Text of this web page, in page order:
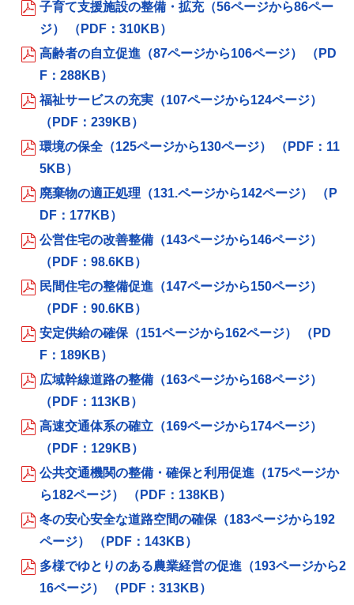
子育て支援施設の整備・拡充（56ページから86ペー
ジ） （PDF：310KB）
高齢者の自立促進（87ページから106ページ） （PD
F：288KB）
福祉サービスの充実（107ページから124ページ）
（PDF：239KB）
環境の保全（125ページから130ページ） （PDF：11
5KB）
廃棄物の適正処理（131.ページから142ページ） （P
DF：177KB）
公営住宅の改善整備（143ページから146ページ）
（PDF：98.6KB）
民間住宅の整備促進（147ページから150ページ）
（PDF：90.6KB）
安定供給の確保（151ページから162ページ） （PD
F：189KB）
広域幹線道路の整備（163ページから168ページ）
（PDF：113KB）
高速交通体系の確立（169ページから174ページ）
（PDF：129KB）
公共交通機関の整備・確保と利用促進（175ページか
ら182ページ） （PDF：138KB）
冬の安心安全な道路空間の確保（183ページから192
ページ） （PDF：143KB）
多様でゆとりのある農業経営の促進（193ページから2
16ページ） （PDF：313KB）